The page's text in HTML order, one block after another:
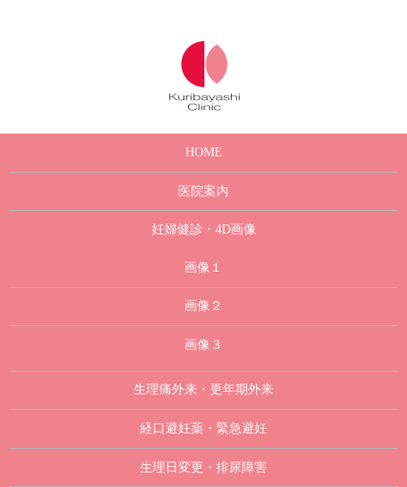
HOME
医院案内
妊婦健診・4D画像
画像１
画像２
画像３
生理痛外来・更年期外来
経口避妊薬・緊急避妊
生理日変更・排尿障害